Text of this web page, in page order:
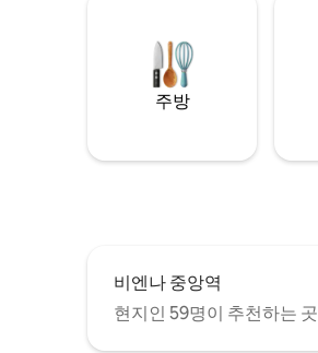
주방
비엔나 중앙역
현지인 59명이 추천하는 곳